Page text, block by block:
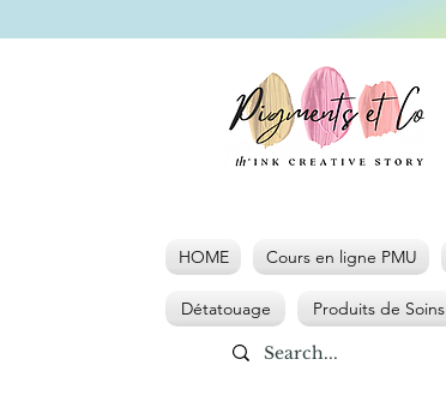
HOME Cours en ligne PMU
Détatouage Produits de Soins